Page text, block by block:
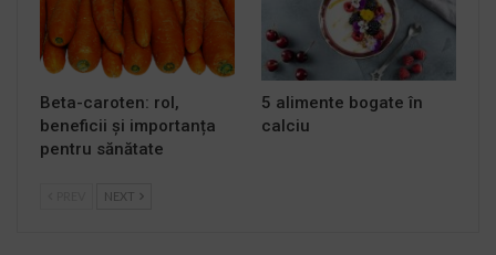
Beta-caroten: rol,
beneficii și importanța
pentru sănătate
5 alimente bogate în
calciu
NEXT